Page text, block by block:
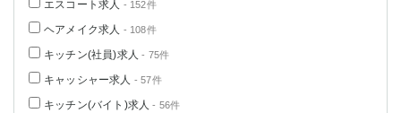
エスコート求人 - 152件
ヘアメイク求人 - 108件
キッチン(社員)求人 - 75件
キャッシャー求人 - 57件
キッチン(バイト)求人 - 56件